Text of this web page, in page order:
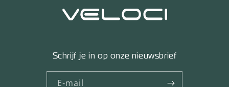
Schrijf je in op onze nieuwsbrief
E‑mail